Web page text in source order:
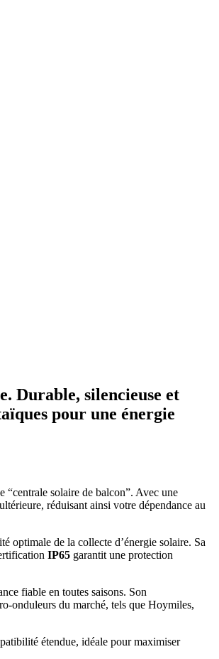
Durable, silencieuse et
pour une énergie
“centrale solaire de balcon”. Avec une
réduisant ainsi votre dépendance au
optimale de la collecte d’énergie solaire. Sa
IP65 garantit une protection
fiable en toutes saisons. Son
onduleurs du marché, tels que Hoymiles,
étendue, idéale pour maximiser